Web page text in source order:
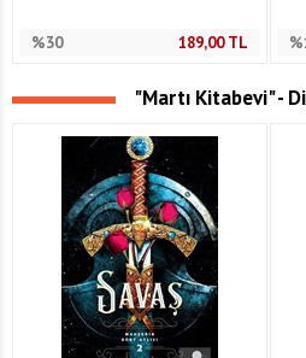
%30 189,00TL
"Martı Kitabevi" -